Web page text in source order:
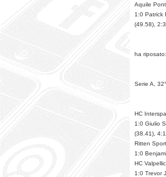
Aquile
1:0 Patrick
(49.58),
ha
Serie A,
HC
1:0 Giulio
(38.41),
Ritten
1:0
HC
1:0 Trevor